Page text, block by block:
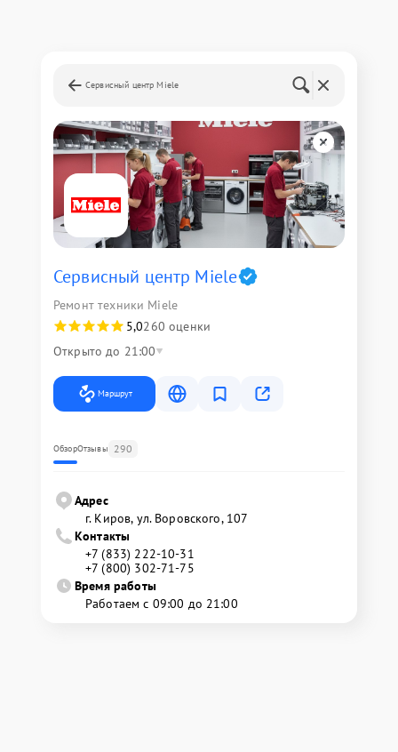
Сервисный центр Miele
Сервисный центр Miele
Ремонт техники Miele
5,0260 оценки
Открыто до 21:00
Маршрут
ОбзорОтзывы 290
Адрес
г. Киров, ул. Воровского, 107
Контакты
+7 (833) 222-10-31
+7 (800) 302-71-75
Время работы
Работаем с 09:00 до 21:00